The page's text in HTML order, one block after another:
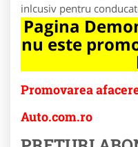
inlcusiv pentru
Pagina
nu este
Promovarea
Auto.com.ro